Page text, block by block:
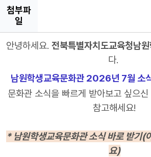
첨부파
일
안녕하세요. 전북특별자치도교육청남
다.
남원학생교육문화관 2026년 7월 소
문화관 소식을 빠르게 받아보고 싶으
참고해세요!
* 남원학생교육문화관 소식 바로 받기(
요)